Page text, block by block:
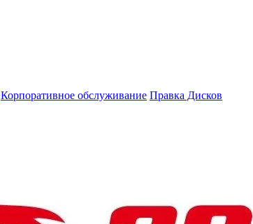
Корпоративное обслуживание Правка Дисков